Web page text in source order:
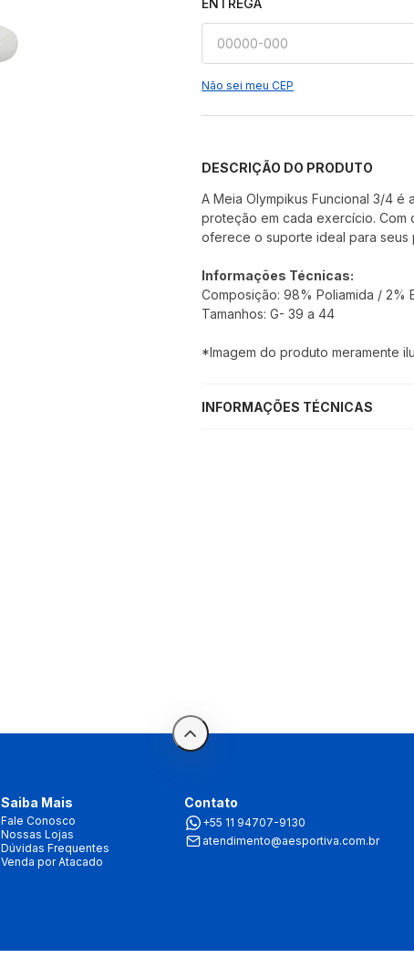
ENTREGA
Não sei meu CEP
DESCRIÇÃO DO PRODUTO
A Meia Olympikus Funcional 3/4
proteção em cada exercício.
oferece o suporte ideal para seus
Informações Técnicas:
Composição: 98% Poliamida / 2%
Tamanhos: G- 39 a 44
*Imagem do produto meramente
INFORMAÇÕES TÉCNICAS
Saiba Mais
Fale Conosco
Nossas Lojas
Dúvidas Frequentes
Venda por Atacado
Contato
+55 11 94707-9130
atendimento@aesportiva.com.br